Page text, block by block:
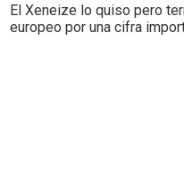
El Xeneize lo quiso pero
europeo por una cifra